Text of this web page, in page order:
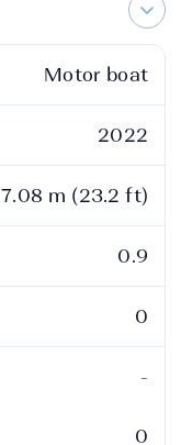
Motor boat
2022
7.08 m (23.2 ft)
0.9
0
-
0